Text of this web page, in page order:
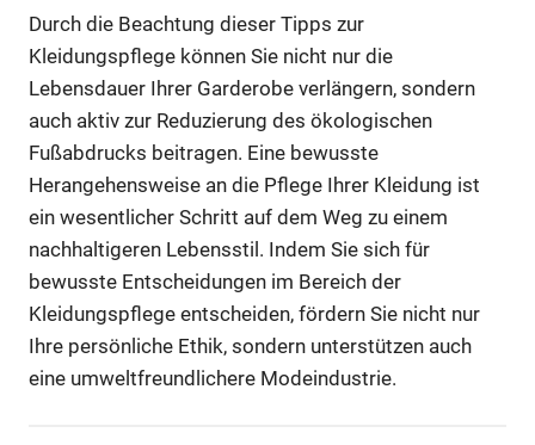
Durch die Beachtung dieser Tipps zur
Kleidungspflege können Sie nicht nur die
Lebensdauer Ihrer Garderobe verlängern, sondern
auch aktiv zur Reduzierung des ökologischen
Fußabdrucks beitragen. Eine bewusste
Herangehensweise an die Pflege Ihrer Kleidung ist
ein wesentlicher Schritt auf dem Weg zu einem
nachhaltigeren Lebensstil. Indem Sie sich für
bewusste Entscheidungen im Bereich der
Kleidungspflege entscheiden, fördern Sie nicht nur
Ihre persönliche Ethik, sondern unterstützen auch
eine umweltfreundlichere Modeindustrie.